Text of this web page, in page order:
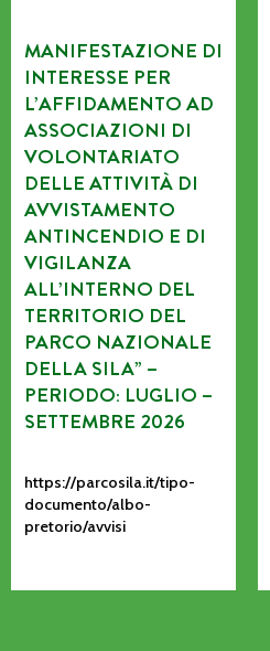
MANIFESTAZIONE DI
INTERESSE PER
L’AFFIDAMENTO AD
ASSOCIAZIONI DI
VOLONTARIATO
DELLE ATTIVITÀ DI
AVVISTAMENTO
ANTINCENDIO E DI
VIGILANZA
ALL’INTERNO DEL
TERRITORIO DEL
PARCO NAZIONALE
DELLA SILA” –
PERIODO: LUGLIO –
SETTEMBRE 2026
https://parcosila.it/tipo-
documento/albo-
pretorio/avvisi